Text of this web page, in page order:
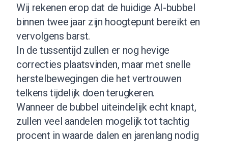
Wij rekenen erop dat de huidige AI-bubbel
binnen twee jaar zijn hoogtepunt bereikt en
vervolgens barst.
In de tussentijd zullen er nog hevige
correcties plaatsvinden, maar met snelle
herstelbewegingen die het vertrouwen
telkens tijdelijk doen terugkeren.
Wanneer de bubbel uiteindelijk echt knapt,
zullen veel aandelen mogelijk tot tachtig
procent in waarde dalen en jarenlang nodig